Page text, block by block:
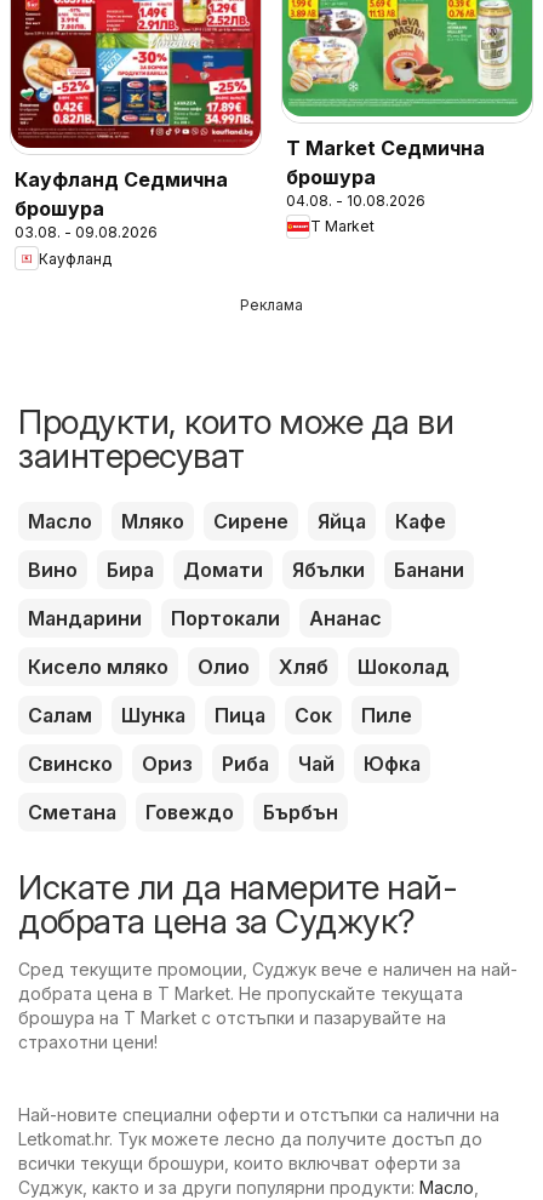
Кауфланд Седмична
брошура
03.08. - 09.08.2026
Кауфланд
T Market Седмична
брошура
04.08. - 10.08.2026
T Market
Реклама
Продукти, които може да ви
заинтересуват
Масло Мляко Сирене Яйца
Кафе
Вино
Бира Домати Ябълки
Банани
Мандарини
Портокали
Ананас
Кисело мляко
Олио Хляб
Шоколад
Салам
Шунка Пица Сок
Пиле
Свинско
Ориз Риба Чай
Юфка
Сметана
Говеждо Бърбън
Искате ли да намерите най-
добрата цена за Суджук?
Сред текущите промоции, Суджук вече е наличен на най-
добрата цена в T Market. Не пропускайте текущата
брошура на T Market с отстъпки и пазарувайте на
страхотни цени!
Най-новите специални оферти и отстъпки са налични на
Letkomat.hr. Тук можете лесно да получите достъп до
всички текущи брошури, които включват оферти за
Суджук, както и за други популярни продукти: Масло,